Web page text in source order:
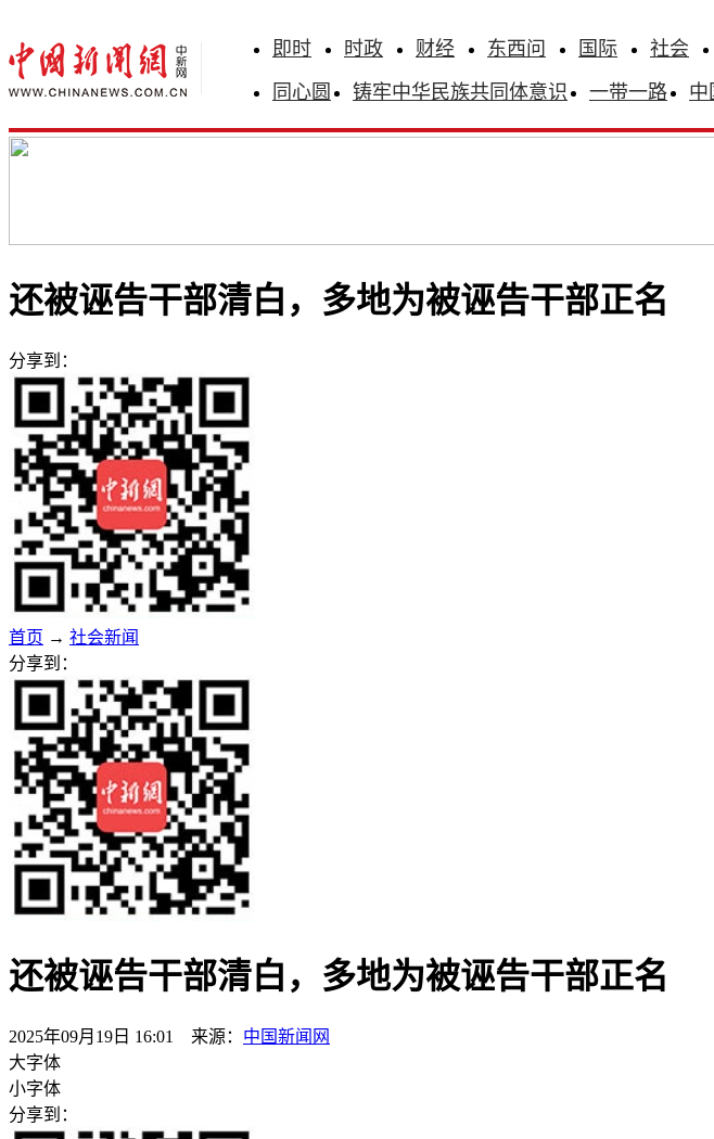
即时 时政 财经 东西问 国际 社会
同心圆
铸牢中华民族共同体意识 一带一路 中
还被诬告干部清白，多地为被诬告干部正名
分享到：
首页 → 社会新闻
分享到：
还被诬告干部清白，多地为被诬告干部正名
2025年09月19日 16:01 来源： 中国新闻网
大字体
小字体
分享到：